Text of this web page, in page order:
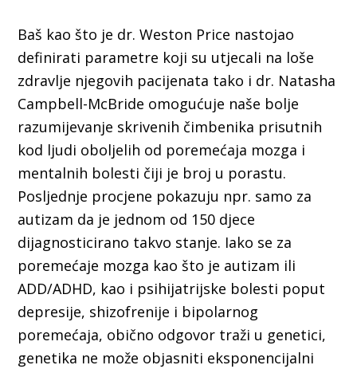
Baš kao što je dr. Weston Price nastojao
definirati parametre koji su utjecali na loše
zdravlje njegovih pacijenata tako i dr. Natasha
Campbell-McBride omogućuje naše bolje
razumijevanje skrivenih čimbenika prisutnih
kod ljudi oboljelih od poremećaja mozga i
mentalnih bolesti čiji je broj u porastu.
Posljednje procjene pokazuju npr. samo za
autizam da je jednom od 150 djece
dijagnosticirano takvo stanje. Iako se za
poremećaje mozga kao što je autizam ili
ADD/ADHD, kao i psihijatrijske bolesti poput
depresije, shizofrenije i bipolarnog
poremećaja, obično odgovor traži u genetici,
genetika ne može objasniti eksponencijalni